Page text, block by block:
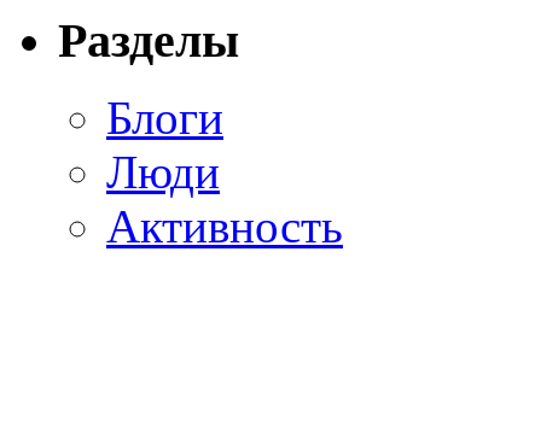
Разделы
Блоги
Люди
Активность